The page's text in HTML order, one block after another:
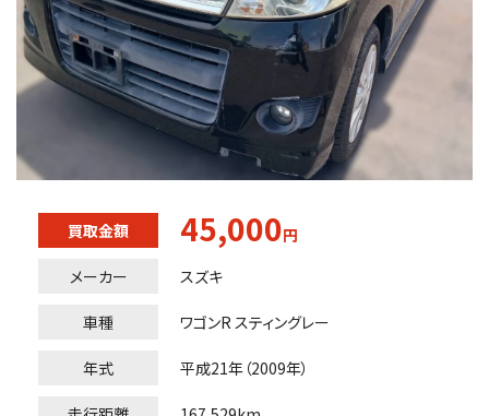
買取金額 45,000円
メーカー
スズキ
車種 ワゴンR スティングレー
年式 平成21年（2009年）